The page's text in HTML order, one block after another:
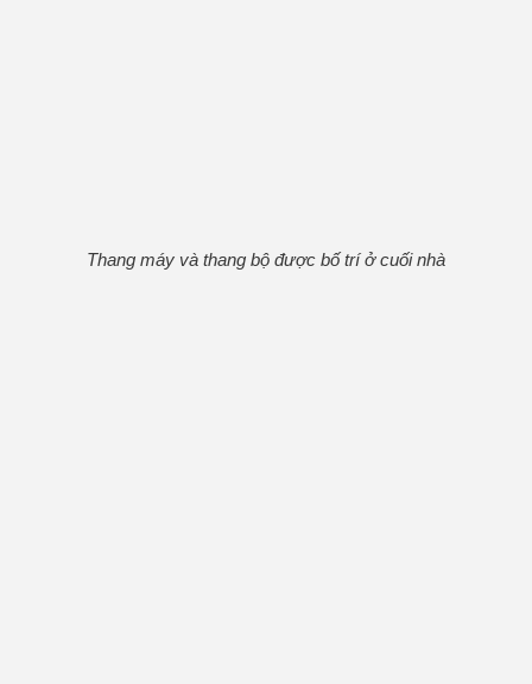
Thang máy và thang bộ được bố trí ở cuối nhà